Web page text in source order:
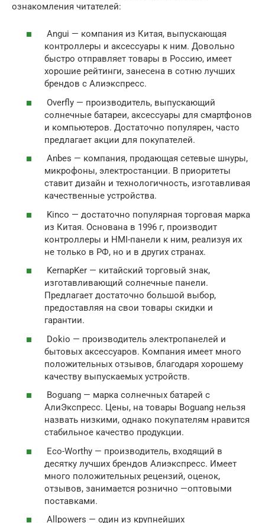
ознакомления читателей:
Angui — компания из Китая, выпускающая
контроллеры и аксессуары к ним. Довольно
быстро отправляет товары в Россию, имеет
хорошие рейтинги, занесена в сотню лучших
брендов с Алиэкспресс.
Overfly — производитель, выпускающий
солнечные батареи, аксессуары для смартфонов
и компьютеров. Достаточно популярен, часто
предлагает акции для покупателей.
Anbes — компания, продающая сетевые шнуры,
микрофоны, электростанции. В приоритеты
ставит дизайн и технологичность, изготавливая
качественные устройства.
Kinco — достаточно популярная торговая марка
из Китая. Основана в 1996 г, производит
контроллеры и HMI-панели к ним, реализуя их
не только в РФ, но и в других странах.
KernapKer — китайский торговый знак,
изготавливающий солнечные панели.
Предлагает достаточно большой выбор,
предоставляя на свои товары скидки и
гарантии.
Dokio — производитель электропанелей и
бытовых аксессуаров. Компания имеет много
положительных отзывов, благодаря хорошему
качеству выпускаемых устройств.
Boguang — марка солнечных батарей с
АлиЭкспресс. Цены, на товары Boguang нельзя
назвать низкими, однако покупателям нравится
стабильное качество продукции.
Eco-Worthy — производитель, входящий в
десятку лучших брендов Алиэкспресс. Имеет
много положительных рецензий, оценок,
отзывов, занимается рознично —оптовыми
поставками.
Allpowers — один из крупнейших